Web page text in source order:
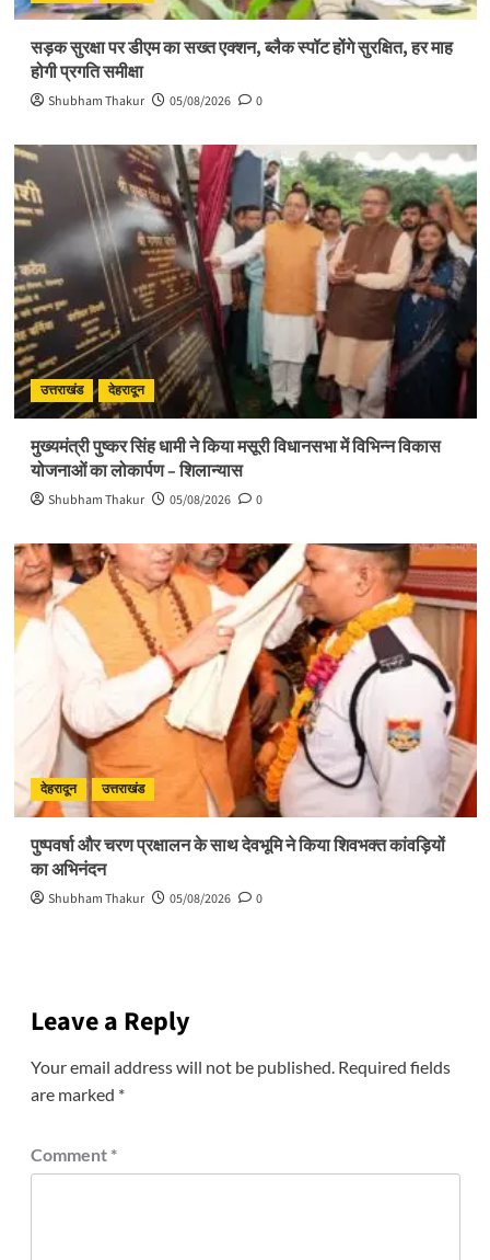
सड़क सुरक्षा पर डीएम का सख्त एक्शन, ब्लैक स्पॉट होंगे सुरक्षित, हर माह
होगी प्रगति समीक्षा
Shubham Thakur 05/08/2026 0
उत्तराखंड देहरादून
मुख्यमंत्री पुष्कर सिंह धामी ने किया मसूरी विधानसभा में विभिन्न विकास
योजनाओं का लोकार्पण – शिलान्यास
Shubham Thakur 05/08/2026 0
देहरादून उत्तराखंड
पुष्पवर्षा और चरण प्रक्षालन के साथ देवभूमि ने किया शिवभक्त कांवड़ियों
का अभिनंदन
Shubham Thakur 05/08/2026 0
Leave a Reply
Your email address will not be published. Required fields
are marked *
Comment *